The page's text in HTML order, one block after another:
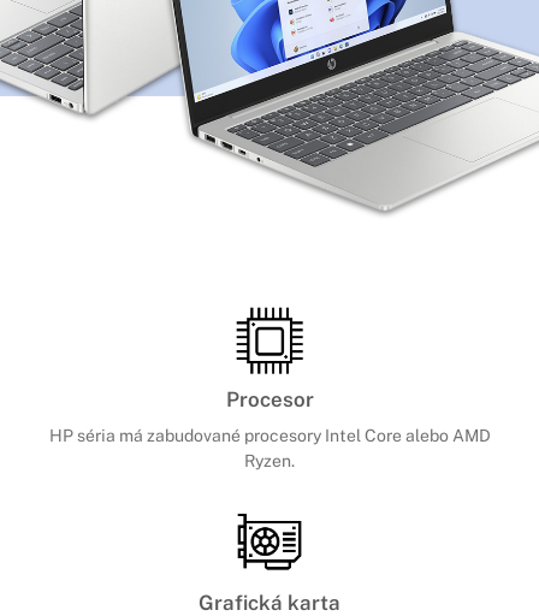
Procesor
HP séria má zabudované procesory Intel Core alebo AMD
Ryzen.
Grafická karta